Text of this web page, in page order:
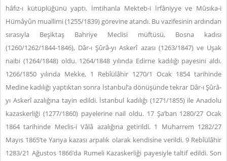
hâfız-ı kütüplüğünü yaptı. İmtihanla Mekteb-i İrfâniyye ve Mûsıka-i
Hümâyûn muallimi (1255/1839) görevine atandı. Bu vazifesinin ardından
sırasıyla Beşiktaş Bahriye Meclisi müftüsü, Bosna kadısı
(1260/1262/1844-1846), Dâr-ı Şûrâ-yı Askerî azası (1263/1847) ve Uşak
naibi (1264/1848) oldu. 1264/1848 yılında Edirne kadılığı payesini aldı.
1266/1850 yılında Mekke, 1 Rebîülâhir 1270/1 Ocak 1854 tarihinde
Medine kadılığı yaptıktan sonra İstanbul’a dönüşünde tekrar Dâr-ı Şûrâ-
yı Askerî azalığına tayin edildi. İstanbul kadılığı (1271/1855) ile Anadolu
kazaskerliği (1277/1860) payelerine nail oldu. 17 Şa’ban 1280/27 Ocak
1864 tarihinde Meclis-i Vâlâ azalığına getirildi. 1 Muharrem 1282/27
Mayıs 1865’te Yanya kazası arpalık olarak kendisine verildi. 9 Rebîülâhir
1283/21 Ağustos 1866’da Rumeli Kazaskerliği payesiyle taltif edildi. Son